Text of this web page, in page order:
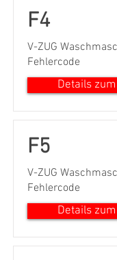
F4
V-ZUG
Fehlercode
Details
F5
V-ZUG
Fehlercode
Details